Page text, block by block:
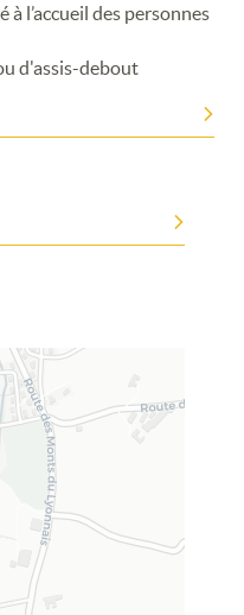
à l’accueil des personnes
d'assis-debout